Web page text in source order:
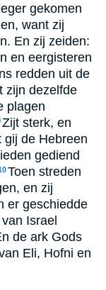
gekomen
want zij
En zij zeiden:
en eergisteren
redden uit de
zijn dezelfde
plagen
Zijt sterk, en
gij de Hebreen
gediend
Toen streden
en zij
er geschiedde
Israel
de ark Gods
Eli, Hofni en